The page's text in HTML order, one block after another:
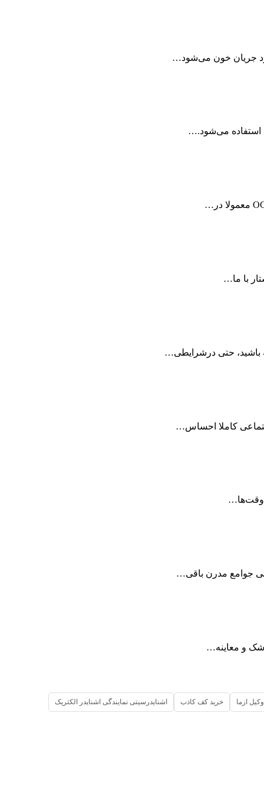
جریان خون می‌شود…
با ما…
باشید، حتی درشرایطی…
کاملا احساس…
وقت‌ها…
جوامع مدرن باقی…
و معاینه…
وکیل ازما خرید کف کاذب اشنایدرسیتی نمایندگی اشنایدر الکتریک